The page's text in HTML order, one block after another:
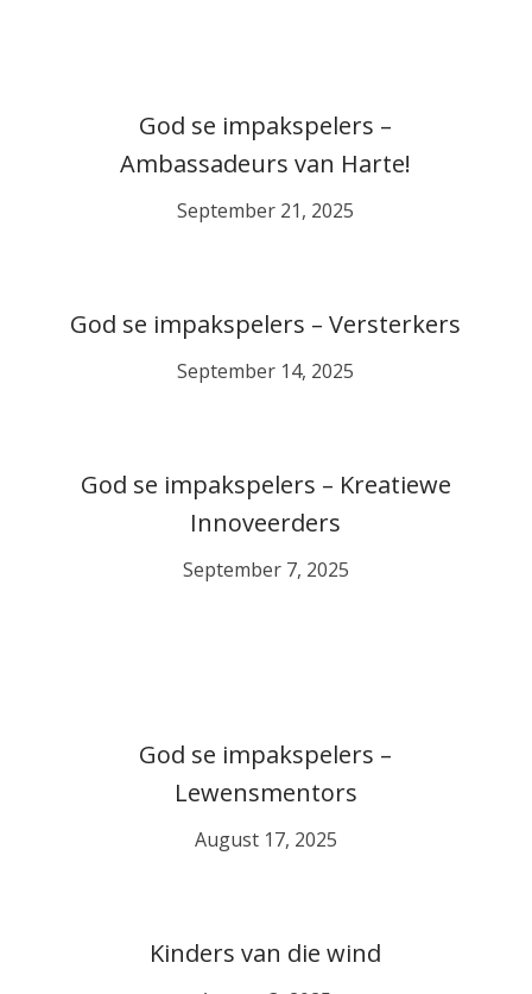
God se impakspelers –
Ambassadeurs van Harte!
September 21, 2025
God se impakspelers – Versterkers
September 14, 2025
God se impakspelers – Kreatiewe
Innoveerders
September 7, 2025
God se impakspelers –
Lewensmentors
August 17, 2025
Kinders van die wind